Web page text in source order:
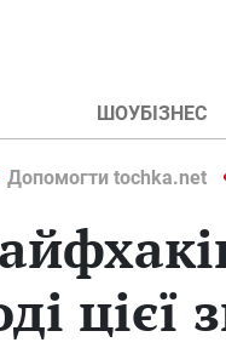
ШОУБІЗНЕС
Допомогти tochka.net
цієї